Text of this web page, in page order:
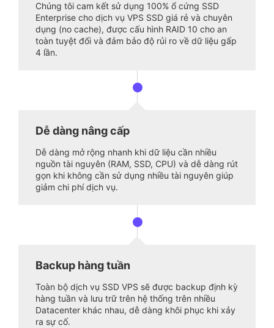
Chúng tôi cam kết sử dụng 100% ổ cứng SSD
Enterprise cho dịch vụ VPS SSD giá rẻ và chuyên
dụng (no cache), được cấu hình RAID 10 cho an
toàn tuyệt đối và đảm bảo độ rủi ro về dữ liệu gấp
4 lần.
Dễ dàng nâng cấp
Dễ dàng mở rộng nhanh khi dữ liệu cần nhiều
nguồn tài nguyên (RAM, SSD, CPU) và dễ dàng rút
gọn khi không cần sử dụng nhiều tài nguyên giúp
giảm chi phí dịch vụ.
Backup hàng tuần
Toàn bộ dịch vụ SSD VPS sẽ được backup định kỳ
hàng tuần và lưu trữ trên hệ thống trên nhiều
Datacenter khác nhau, dễ dàng khôi phục khi xảy
ra sự cố.